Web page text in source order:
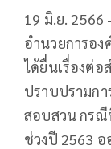
19 มิ.ย. 2566
อำนวยการอง
ได้ยื่นเรื่องต่
ปราบปรามก
สอบสวน กรณี
ช่วงปี 2563